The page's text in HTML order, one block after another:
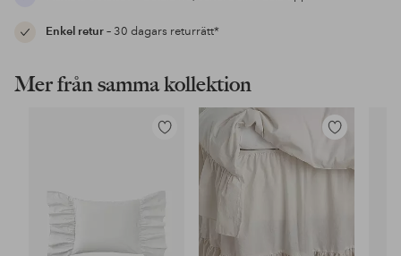
Enkel retur– 30 dagars returrätt*
Mer från samma kollektion
Lägg
Lägg
i